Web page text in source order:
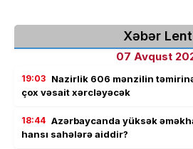
Xəbər
07 Avqust
19:03 Nazirlik 606 mənzilin
çox vəsait xərcləyəcək
18:44 Azərbaycanda yüksək
hansı sahələrə aiddir?